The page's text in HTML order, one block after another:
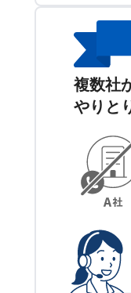
複数社
やりと